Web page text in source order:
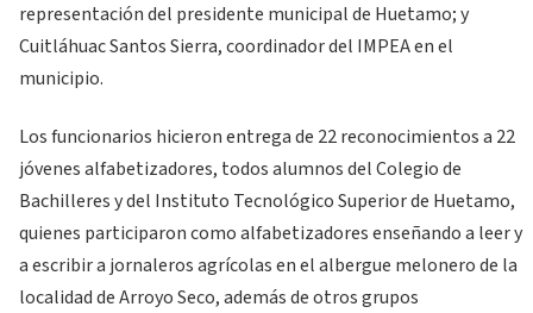
representación del presidente municipal de Huetamo; y
Cuitláhuac Santos Sierra, coordinador del IMPEA en el
municipio.
Los funcionarios hicieron entrega de 22 reconocimientos a 22
jóvenes alfabetizadores, todos alumnos del Colegio de
Bachilleres y del Instituto Tecnológico Superior de Huetamo,
quienes participaron como alfabetizadores enseñando a leer y
a escribir a jornaleros agrícolas en el albergue melonero de la
localidad de Arroyo Seco, además de otros grupos